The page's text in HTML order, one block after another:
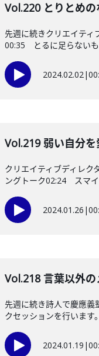
Vol.220 とりとめ
先週に続きクリエイティ
00:35 とるに足らない
2024.02.02|
Vol.219 弱い自分
クリエイティブディレ
ングトーク02:24 スマ
2024.01.26 |
Vol.218 言葉以外
先週に続き詩人で慶應義
クセッションを行いま
2024.01.19 |